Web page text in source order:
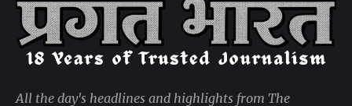
All the day's headlines and highlights from The